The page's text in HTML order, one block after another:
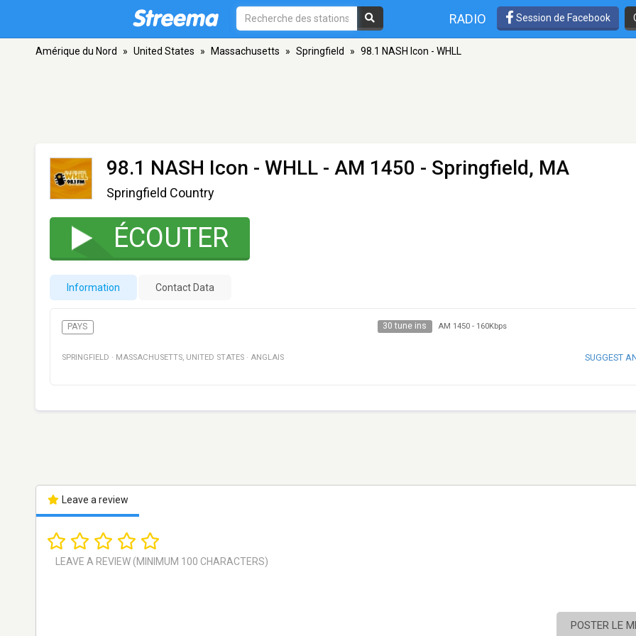
RADIO Session de Facebook
Amérique du Nord » United States » Massachusetts » Springfield » 98.1 NASH Icon - WHLL
98.1 NASH Icon - WHLL - AM 1450 - Springfield, MA
Springfield Country
ÉCOUTER
Information Contact Data
PAYS 30 tune ins AM 1450- 160Kbps
SPRINGFIELD · MASSACHUSETTS, UNITED STATES · ANGLAIS SUGGEST
Leave a review
POSTER LE